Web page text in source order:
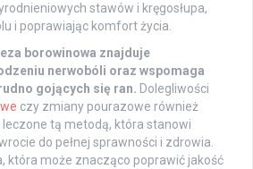
stawów i kręgosłupa,
i poprawiając komfort życia.
borowinowa znajduje
nerwobóli oraz wspomaga
gojących się ran. Dolegliwości
czy zmiany pourazowe również
tą metodą, która stanowi
do pełnej sprawności i zdrowia.
która może znacząco poprawić jakość